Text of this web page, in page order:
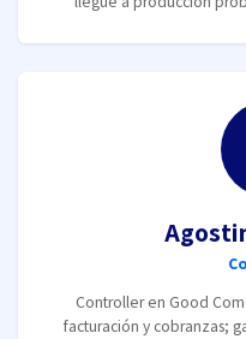
Controller en Good
facturación y cobranzas;